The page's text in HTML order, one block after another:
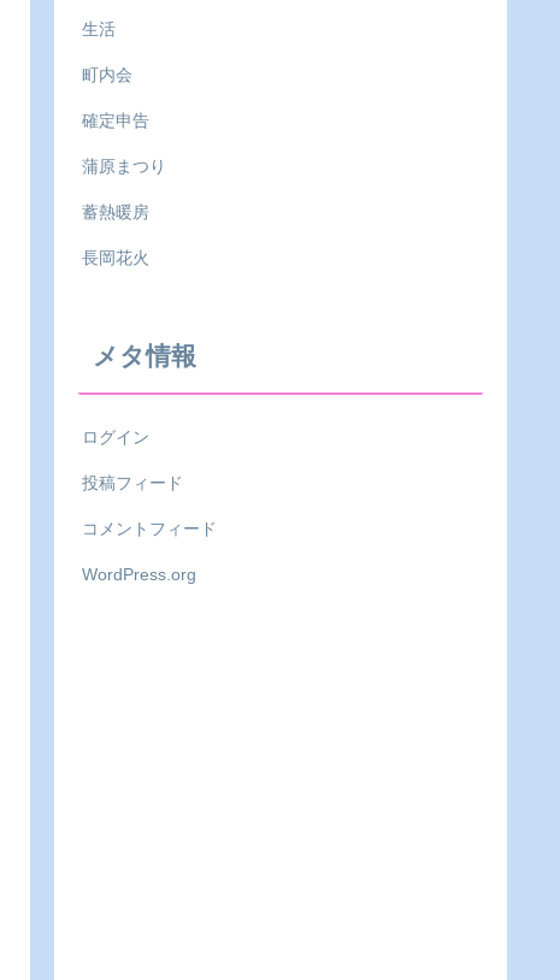
生活
町内会
確定申告
蒲原まつり
蓄熱暖房
長岡花火
メタ情報
ログイン
投稿フィード
コメントフィード
WordPress.org